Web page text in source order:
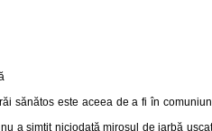
sănătos este aceea de a fi în
a simţit niciodată mirosul de iarbă